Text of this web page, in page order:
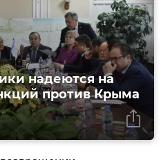
надеются на
против Крыма